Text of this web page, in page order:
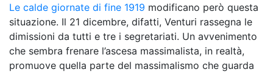
Le calde giornate di fine 1919 modificano però questa
situazione. Il 21 dicembre, difatti, Venturi rassegna le
dimissioni da tutti e tre i segretariati. Un avvenimento
che sembra frenare l’ascesa massimalista, in realtà,
promuove quella parte del massimalismo che guarda